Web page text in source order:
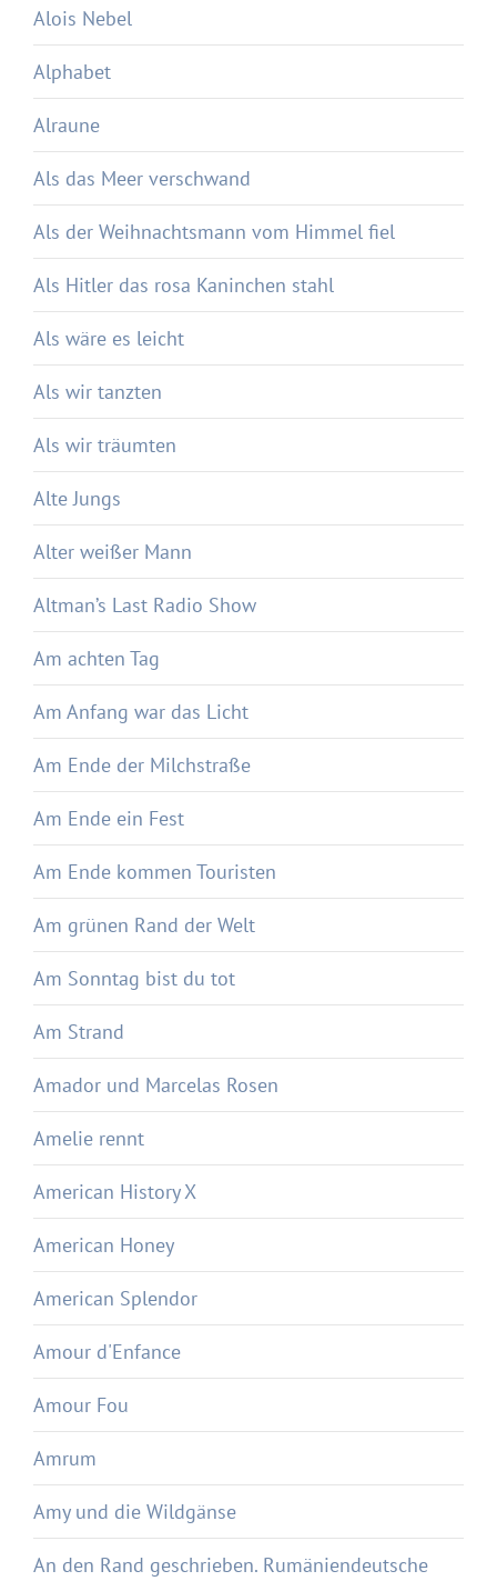
Alois Nebel
Alphabet
Alraune
Als das Meer verschwand
Als der Weihnachtsmann vom Himmel fiel
Als Hitler das rosa Kaninchen stahl
Als wäre es leicht
Als wir tanzten
Als wir träumten
Alte Jungs
Alter weißer Mann
Altman’s Last Radio Show
Am achten Tag
Am Anfang war das Licht
Am Ende der Milchstraße
Am Ende ein Fest
Am Ende kommen Touristen
Am grünen Rand der Welt
Am Sonntag bist du tot
Am Strand
Amador und Marcelas Rosen
Amelie rennt
American History X
American Honey
American Splendor
Amour d'Enfance
Amour Fou
Amrum
Amy und die Wildgänse
An den Rand geschrieben. Rumäniendeutsche